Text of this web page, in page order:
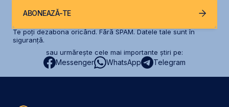
ABONEAZĂ-TE
Te poți dezabona oricând. Fără SPAM. Datele tale sunt în
siguranță.
sau urmărește cele mai importante știri pe:
Messenger WhatsApp Telegram